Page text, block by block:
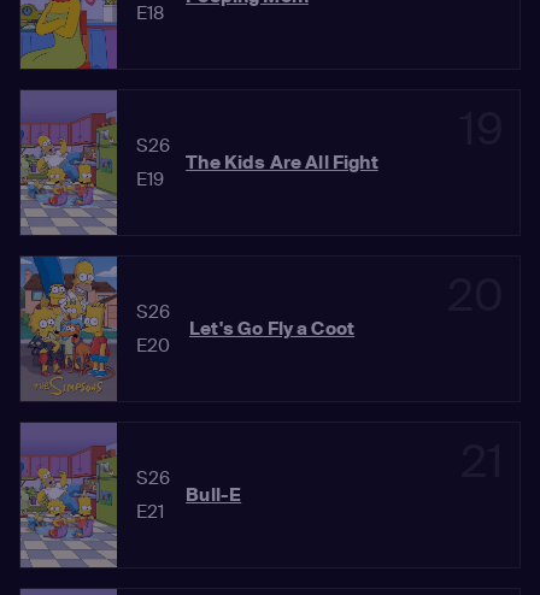
E18
S26
E19
The Kids Are All Fight
S26
E20
Let's Go Fly a Coot
S26
E21
Bull-E